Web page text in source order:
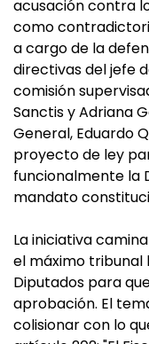
acusación contra
como
a cargo de la
directivas del jefe
comisión
Sanctis y Adriana
General, Eduardo
proyecto de ley
funcionalmente la
mandato
La iniciativa
el máximo tribunal
Diputados para
aprobación. El
colisionar con lo